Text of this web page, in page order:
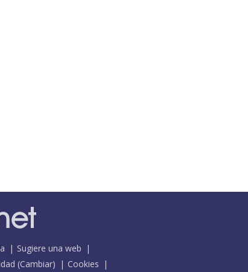
Sugiere una web
(Cambiar) Cookies